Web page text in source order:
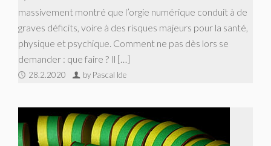
massivement montré que l’orgie numérique conduit à de
graves déficits, voire à des risques majeurs pour la santé,
physique et psychique. Comment ne pas dès lors se
demander : que faire ? Il […]
28.2.2020 by Pascal Ide